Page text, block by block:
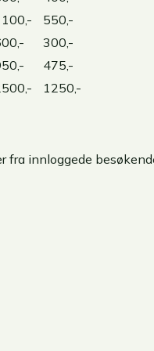
550,-
300,-
475,-
1250,-
fra innloggede